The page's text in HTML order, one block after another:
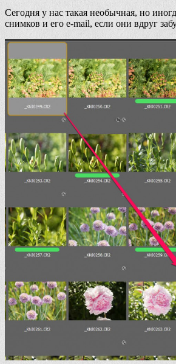
Сегодня у нас такая необычная, но
снимков и его e-mail, если они вдруг